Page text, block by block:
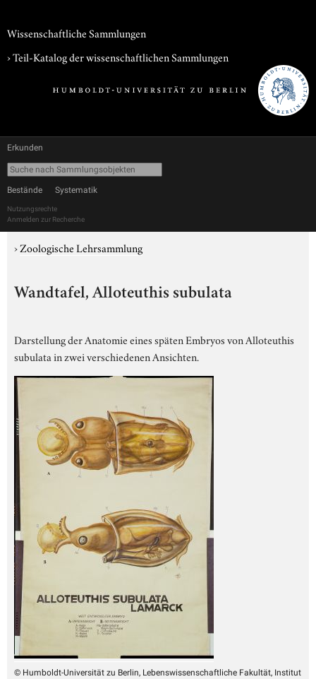
Wissenschaftliche Sammlungen
› Teil-Katalog der wissenschaftlichen Sammlungen
Erkunden
Bestände Systematik
Nutzungsrechte
Anmelden zur Recherche
›Zoologische Lehrsammlung
Wandtafel, Alloteuthis subulata
Darstellung der Anatomie eines späten Embryos von Alloteuthis
subulata in zwei verschiedenen Ansichten.
© Humboldt-Universität zu Berlin, Lebenswissenschaftliche Fakultät, Institut